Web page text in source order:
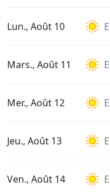
Lun., Août 10
Mars., Août 11
Mer., Août 12
Jeu., Août 13
Ven., Août 14